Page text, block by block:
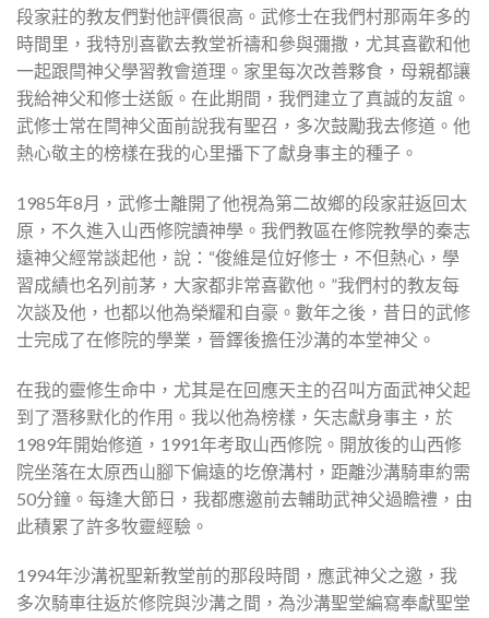
段家莊的教友們對他評價很高。武修士在我們村那兩年多的
時間里，我特別喜歡去教堂祈禱和參與彌撒，尤其喜歡和他
一起跟閆神父學習教會道理。家里每次改善夥食，母親都讓
我給神父和修士送飯。在此期間，我們建立了真誠的友誼。
武修士常在閆神父面前說我有聖召，多次鼓勵我去修道。他
熱心敬主的榜樣在我的心里播下了獻身事主的種子。
1985年8月，武修士離開了他視為第二故鄉的段家莊返回太
原，不久進入山西修院讀神學。我們教區在修院教學的秦志
遠神父經常談起他，說：“俊維是位好修士，不但熱心，學
習成績也名列前茅，大家都非常喜歡他。”我們村的教友每
次談及他，也都以他為榮耀和自豪。數年之後，昔日的武修
士完成了在修院的學業，晉鐸後擔任沙溝的本堂神父。
在我的靈修生命中，尤其是在回應天主的召叫方面武神父起
到了潛移默化的作用。我以他為榜樣，矢志獻身事主，於
1989年開始修道，1991年考取山西修院。開放後的山西修
院坐落在太原西山腳下偏遠的圪僚溝村，距離沙溝騎車約需
50分鐘。每逢大節日，我都應邀前去輔助武神父過瞻禮，由
此積累了許多牧靈經驗。
1994年沙溝祝聖新教堂前的那段時間，應武神父之邀，我
多次騎車往返於修院與沙溝之間，為沙溝聖堂編寫奉獻聖堂